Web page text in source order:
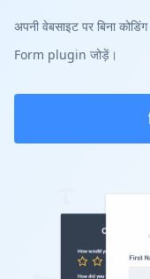
अपनी वेबसाइट पर बिना
Form plugin जोड़ें।